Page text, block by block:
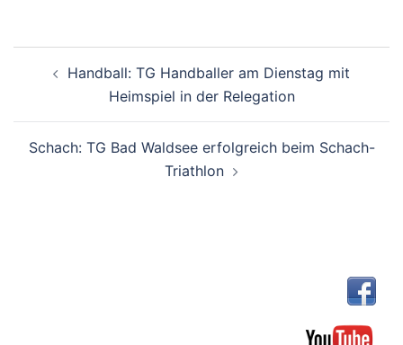
Handball: TG Handballer am Dienstag mit
Heimspiel in der Relegation
Schach: TG Bad Waldsee erfolgreich beim Schach-
Triathlon